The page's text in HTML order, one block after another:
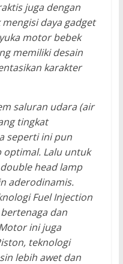
juga dengan
daya gadget
motor bebek
memiliki desain
karakter
saluran udara (air
tingkat
seperti ini pun
Lalu untuk
head lamp
aderodinamis.
Fuel Injection
dan
ini juga
teknologi
lebih awet dan